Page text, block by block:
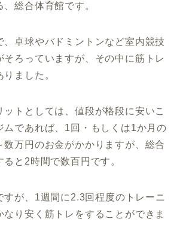
総合体育館です。
、卓球やバドミントンなど室内競技
そろっていますが、その中に筋トレ
ました。
トとしては、値段が格段に安いこ
ムであれば、1回・もしくは1か月の
数万円のお金がかかりますが、総合
と2時間で数百円です。
すが、1週間に2.3回程度のトレーニ
なり安く筋トレをすることができま